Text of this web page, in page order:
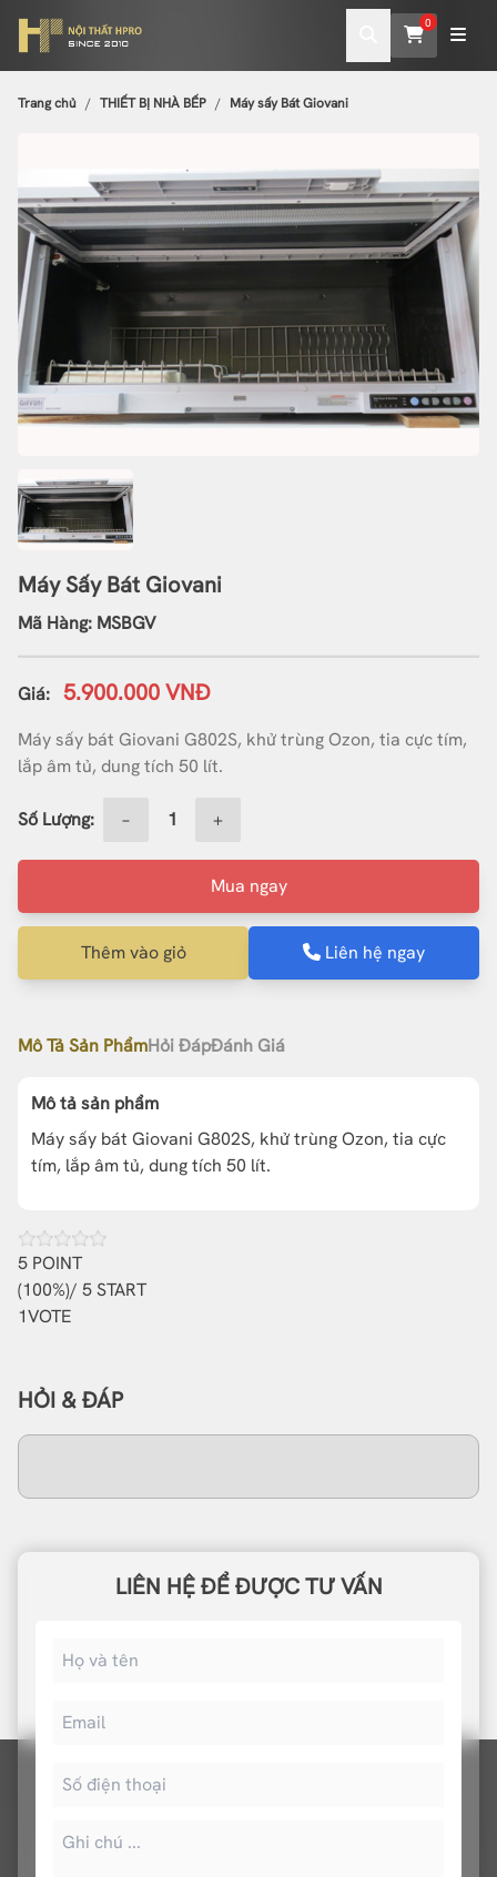
0
Trang chủ THIẾT BỊ NHÀ BẾP Máy sấy Bát Giovani
Máy Sấy Bát Giovani
Mã Hàng: MSBGV
Giá: 5.900.000 VNĐ
Máy sấy bát Giovani G802S, khử trùng Ozon, tia cực tím,
lắp âm tủ, dung tích 50 lít.
Số Lượng: − +
Mua ngay
Thêm vào giỏ Liên hệ ngay
Mô Tả Sản PhẩmHỏi ĐápĐánh Giá
Mô tả sản phẩm
Máy sấy bát Giovani G802S, khử trùng Ozon, tia cực
tím, lắp âm tủ, dung tích 50 lít.
5 POINT
(100%)/ 5 START
1VOTE
HỎI & ĐÁP
LIÊN HỆ ĐỂ ĐƯỢC TƯ VẤN